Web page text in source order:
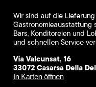
Wir sind auf die
Gastronomieausstattung
Bars, Konditoreien und
und schnellen Service
Via Valcunsat, 16
33072 Casarsa Della
In Karten öffnen